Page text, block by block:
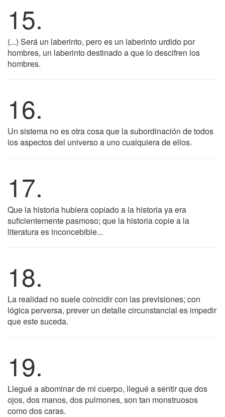
15.
(...) Será un laberinto, pero es un laberinto urdido por
hombres, un laberinto destinado a que lo descifren los
hombres.
16.
Un sistema no es otra cosa que la subordinación de todos
los aspectos del universo a uno cualquiera de ellos.
17.
Que la historia hubiera copiado a la historia ya era
suficientemente pasmoso; que la historia copie a la
literatura es inconcebible...
18.
La realidad no suele coincidir con las previsiones; con
lógica perversa, prever un detalle circunstancial es impedir
que este suceda.
19.
Llegué a abominar de mi cuerpo, llegué a sentir que dos
ojos, dos manos, dos pulmones, son tan monstruosos
como dos caras.